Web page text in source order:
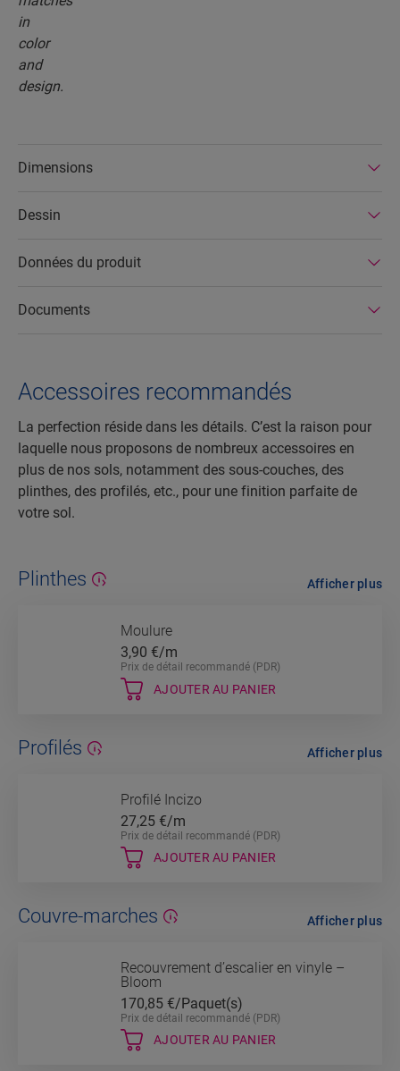
Dimensions
Dessin
Données du produit
Documents
Accessoires recommandés
La perfection réside dans les détails. C’est la raison pour
laquelle nous proposons de nombreux accessoires en
plus de nos sols, notamment des sous-couches, des
plinthes, des profilés, etc., pour une finition parfaite de
votre sol.
Plinthes
Moulure
3,90 €/m
Prix de détail recommandé (PDR)
AJOUTER AU PANIER
Afficher plus
Profilés
Profilé Incizo
27,25 €/m
Prix de détail recommandé (PDR)
AJOUTER AU PANIER
Afficher plus
Couvre-marches
Recouvrement d’escalier en vinyle –
Bloom
170,85 €/Paquet(s)
Prix de détail recommandé (PDR)
AJOUTER AU PANIER
Afficher plus